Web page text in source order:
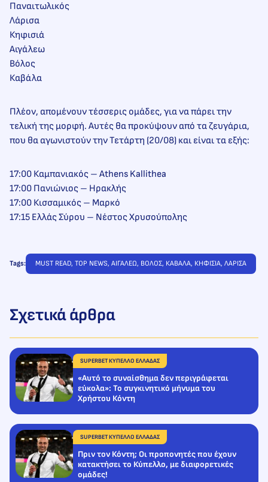
Παναιτωλικός
Λάρισα
Κηφισιά
Αιγάλεω
Βόλος
Καβάλα
Πλέον, απομένουν τέσσερις ομάδες, για να πάρει την
τελική της μορφή. Αυτές θα προκύψουν από τα ζευγάρια,
που θα αγωνιστούν την Τετάρτη (20/08) και είναι τα εξής:
17:00 Καμπανιακός – Athens Kallithea
17:00 Πανιώνιος – Ηρακλής
17:00 Κισσαμικός – Μαρκό
17:15 Ελλάς Σύρου – Νέστος Χρυσούπολης
Tags: MUST READ, TOP NEWS, ΑΙΓΑΛΕΩ, ΒΟΛΟΣ, ΚΑΒΑΛΑ, ΚΗΦΙΣΙΑ, ΛΑΡΙΣΑ
Σχετικά άρθρα
SUPERBET ΚΥΠΕΛΛΟ ΕΛΛΑΔΑΣ
«Αυτό το συναίσθημα δεν περιγράφεται
εύκολα»: Το συγκινητικό μήνυμα του
Χρήστου Κόντη
SUPERBET ΚΥΠΕΛΛΟ ΕΛΛΑΔΑΣ
Πριν τον Κόντη; Οι προπονητές που έχουν
κατακτήσει το Κύπελλο, με διαφορετικές
ομάδες!